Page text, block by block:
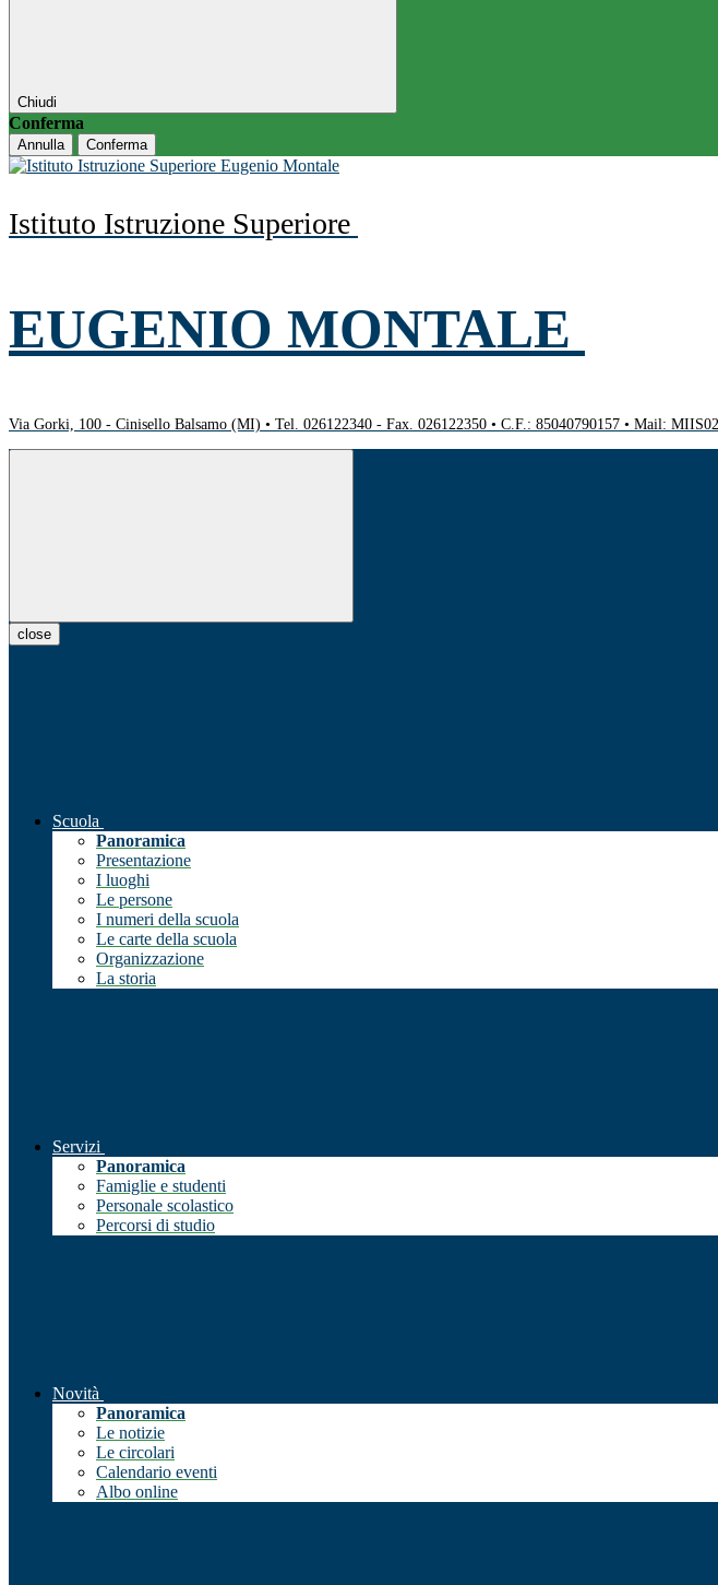
Chiudi
Conferma
Annulla Conferma
Istituto Istruzione Superiore
EUGENIO MONTALE
Via Gorki, 100 - Cinisello Balsamo (MI) • Tel. 026122340 - Fax. 026122350 • C.F.: 85040790157 • Mail:
close
Scuola
Panoramica
Presentazione
I luoghi
Le persone
I numeri della scuola
Le carte della scuola
Organizzazione
La storia
Servizi
Panoramica
Famiglie e studenti
Personale scolastico
Percorsi di studio
Novità
Panoramica
Le notizie
Le circolari
Calendario eventi
Albo online